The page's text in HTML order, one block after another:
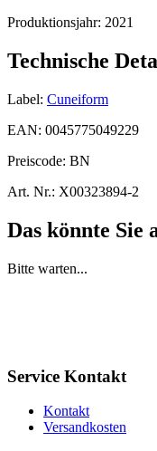
Produktionsjahr: 2021
Technische
Label: Cuneiform
EAN: 0045775049229
Preiscode: BN
Art. Nr.: X00323894-2
Das könnte Sie
Bitte warten...
Service Kontakt
Kontakt
Versandkosten